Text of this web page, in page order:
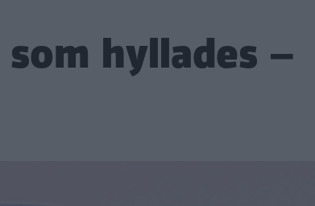
hyllades –